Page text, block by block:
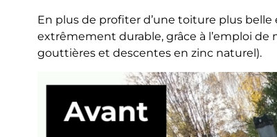
En plus de profiter d’une toiture plus
extrêmement durable, grâce à l’emploi
gouttières et descentes en zinc naturel).